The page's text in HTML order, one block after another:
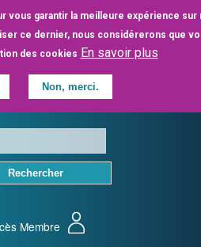
vous garantir la meilleure expérience sur
ce dernier, nous considérerons que
des cookies En savoir plus
Non, merci.
Aller
au
contenu
Membre